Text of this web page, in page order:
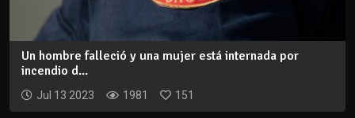
Un hombre falleció y una mujer está internada por
incendio d...
Jul 13 2023 1981 151